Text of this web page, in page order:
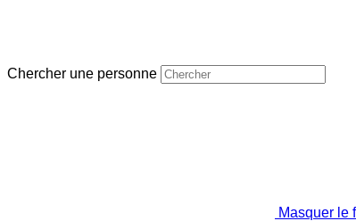
Chercher une personne
Masquer le